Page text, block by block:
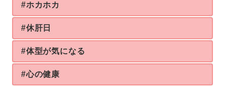
#ホカホカ
#休肝日
#体型が気になる
#心の健康